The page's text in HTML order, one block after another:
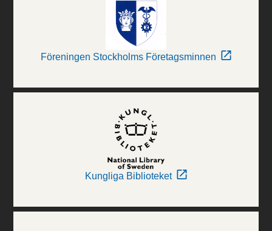
Föreningen Stockholms Företagsminnen
Kungliga Biblioteket